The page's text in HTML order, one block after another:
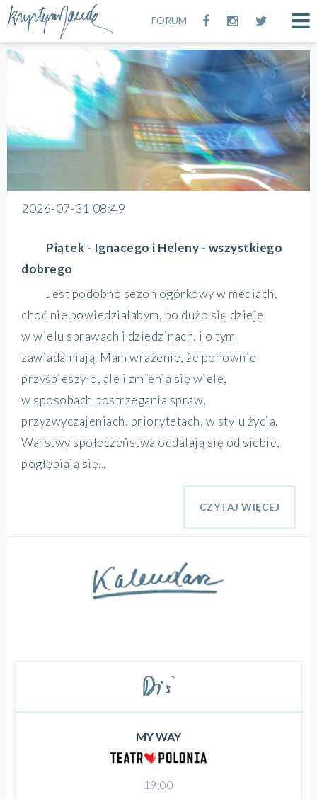
FORUM
2026-07-31 08:49
Piątek - Ignacego i Heleny - wszystkiego
dobrego
Jest podobno sezon ogórkowy w mediach,
choć nie powiedziałabym, bo dużo się dzieje
w wielu sprawach i dziedzinach, i o tym
zawiadamiają. Mam wrażenie, że ponownie
przyśpieszyło, ale i zmienia się wiele,
w sposobach postrzegania spraw,
przyzwyczajeniach, priorytetach, w stylu życia.
Warstwy społeczeństwa oddalają się od siebie,
pogłębiają się...
CZYTAJ WIĘCEJ
MY WAY
19:00